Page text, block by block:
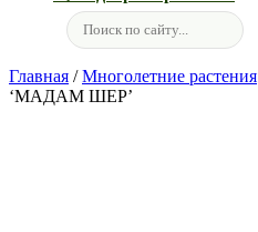
Главная /Многолетние растения
‘МАДАМ ШЕР’